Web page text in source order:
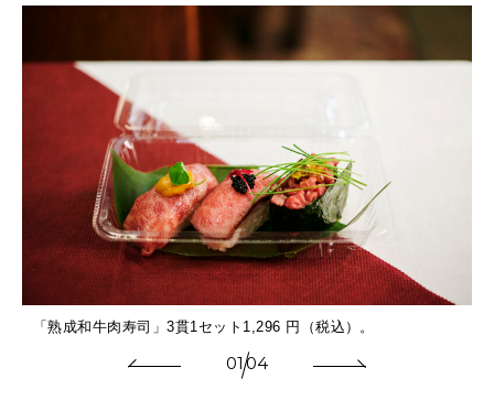
「熟成和牛肉寿司」3貫1セット1,296 円（税込）。
0104